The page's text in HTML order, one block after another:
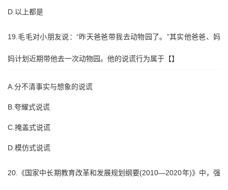
D.以上都是
19.毛毛对小朋友说：“昨天爸爸带我去动物园了。”其实他爸爸、妈
妈计划近期带他去一次动物园。他的说谎行为属于【】
A.分不清事实与想象的说谎
B.夸耀式说谎
C.掩盖式说谎
D.模仿式说谎
20.《国家中长期教育改革和发展规划纲要(2010—2020年)》中，强